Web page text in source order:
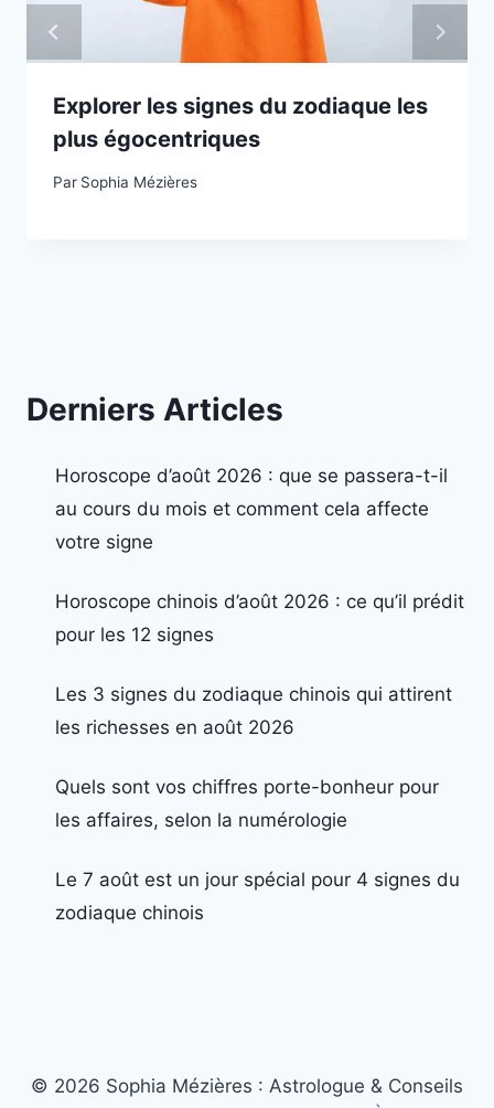
Explorer les signes du zodiaque les
plus égocentriques
Par Sophia Mézières
Derniers Articles
Horoscope d’août 2026 : que se passera-t-il
au cours du mois et comment cela affecte
votre signe
Horoscope chinois d’août 2026 : ce qu’il prédit
pour les 12 signes
Les 3 signes du zodiaque chinois qui attirent
les richesses en août 2026
Quels sont vos chiffres porte-bonheur pour
les affaires, selon la numérologie
Le 7 août est un jour spécial pour 4 signes du
zodiaque chinois
© 2026 Sophia Mézières : Astrologue & Conseils